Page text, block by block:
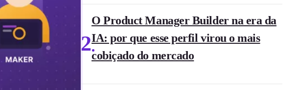
2
O Product Manager Builder na era da
IA: por que esse perfil virou o mais
cobiçado do mercado